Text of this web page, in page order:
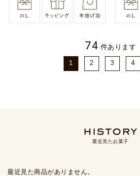
74 件あります
1 2 3 4
最近見たお菓子
最近見た商品がありません。